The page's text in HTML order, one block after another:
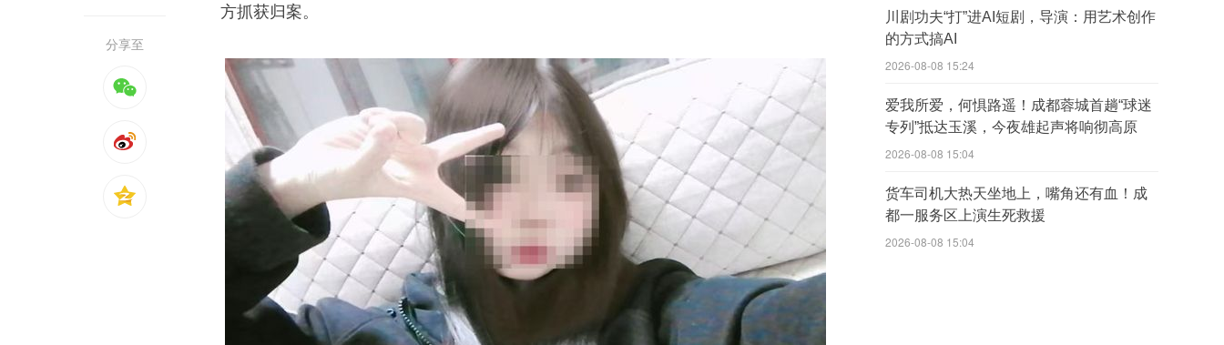
分享至
方抓获归案。
川剧功夫“打”进AI短剧，导演：用艺术创作
的方式搞AI
2026-08-08 15:24
爱我所爱，何惧路遥！成都蓉城首趟“球迷
专列”抵达玉溪，今夜雄起声将响彻高原
2026-08-08 15:04
货车司机大热天坐地上，嘴角还有血！成
都一服务区上演生死救援
2026-08-08 15:04